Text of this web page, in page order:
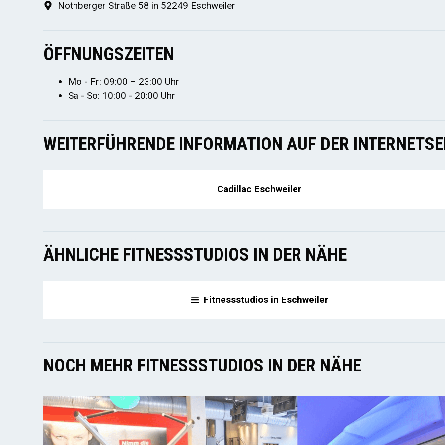
Nothberger Straße 58 in 52249 Eschweiler
ÖFFNUNGSZEITEN
Mo - Fr: 09:00 – 23:00 Uhr
Sa - So: 10:00 - 20:00 Uhr
WEITERFÜHRENDE INFORMATION AUF DER
Cadillac Eschweiler
ÄHNLICHE FITNESSSTUDIOS IN DER NÄHE
Fitnessstudios in Eschweiler
NOCH MEHR FITNESSSTUDIOS IN DER NÄHE